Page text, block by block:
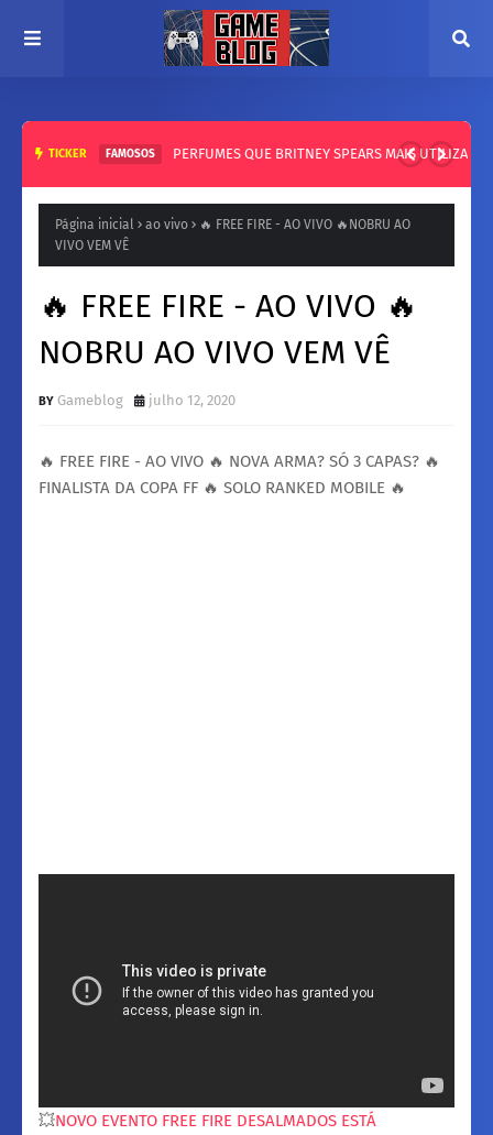
TICKER FAMOSOS PERFUMES QUE BRITNEY SPEARS MAIS UTILIZA
Página inicial ao vivo
🔥 FREE FIRE - AO VIVO 🔥NOBRU AO
VIVO VEM VÊ
🔥 FREE FIRE - AO VIVO 🔥
NOBRU AO VIVO VEM VÊ
Gameblog julho 12, 2020
🔥 FREE FIRE - AO VIVO 🔥 NOVA ARMA? SÓ 3 CAPAS? 🔥
FINALISTA DA COPA FF 🔥 SOLO RANKED MOBILE 🔥
💥NOVO EVENTO FREE FIRE DESALMADOS ESTÁ